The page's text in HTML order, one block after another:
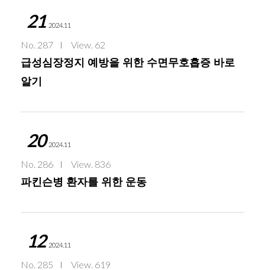
21 2024.11
No. 287 View. 62
급성심장정지 예방을 위한 수면무호흡증 바로
알기
20 2024.11
No. 286 View. 836
파킨슨병 환자를 위한 운동
12 2024.11
No. 285 View. 619